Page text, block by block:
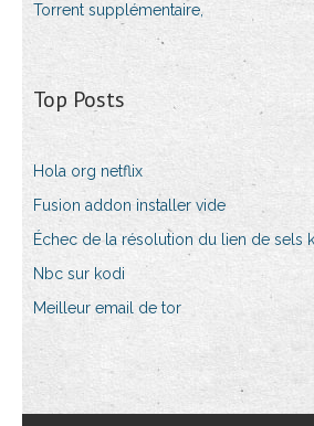
Torrent supplémentaire,
Top Posts
Hola org netflix
Fusion addon installer vide
Échec de la résolution du lien de sels
Nbc sur kodi
Meilleur email de tor